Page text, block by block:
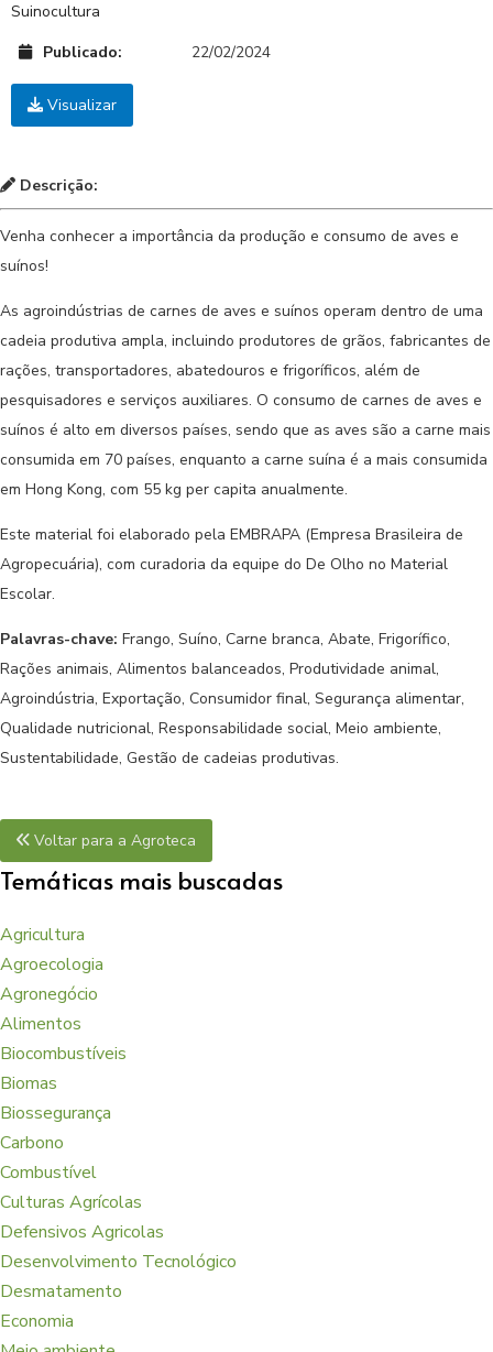
Suinocultura
Publicado:
22/02/2024
Visualizar
Descrição:
Venha conhecer a importância da produção e consumo de aves e
suínos!
As agroindústrias de carnes de aves e suínos operam dentro de uma
cadeia produtiva ampla, incluindo produtores de grãos, fabricantes de
rações, transportadores, abatedouros e frigoríficos, além de
pesquisadores e serviços auxiliares. O consumo de carnes de aves e
suínos é alto em diversos países, sendo que as aves são a carne mais
consumida em 70 países, enquanto a carne suína é a mais consumida
em Hong Kong, com 55 kg per capita anualmente.
Este material foi elaborado pela EMBRAPA (Empresa Brasileira de
Agropecuária), com curadoria da equipe do De Olho no Material
Escolar.
Palavras-chave: Frango, Suíno, Carne branca, Abate, Frigorífico,
Rações animais, Alimentos balanceados, Produtividade animal,
Agroindústria, Exportação, Consumidor final, Segurança alimentar,
Qualidade nutricional, Responsabilidade social, Meio ambiente,
Sustentabilidade, Gestão de cadeias produtivas.
Voltar para a Agroteca
Temáticas mais buscadas
Agricultura
Agroecologia
Agronegócio
Alimentos
Biocombustíveis
Biomas
Biossegurança
Carbono
Combustível
Culturas Agrícolas
Defensivos Agricolas
Desenvolvimento Tecnológico
Desmatamento
Economia